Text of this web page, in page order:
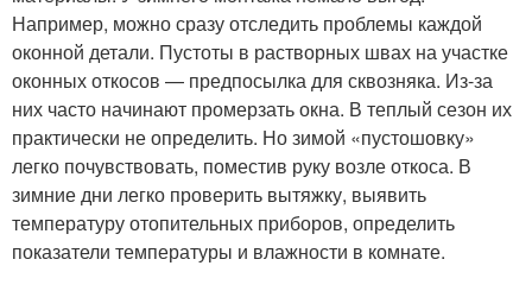
Например, можно сразу отследить проблемы каждой
оконной детали. Пустоты в растворных швах на участке
оконных откосов — предпосылка для сквозняка. Из-за
них часто начинают промерзать окна. В теплый сезон их
практически не определить. Но зимой «пустошовку»
легко почувствовать, поместив руку возле откоса. В
зимние дни легко проверить вытяжку, выявить
температуру отопительных приборов, определить
показатели температуры и влажности в комнате.